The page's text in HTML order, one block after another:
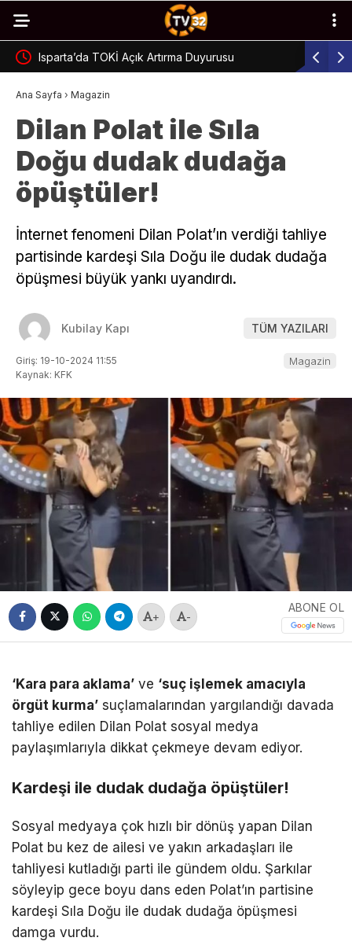
Isparta’da TOKİ Açık Artırma Duyurusu
Ana Sayfa › Magazin
Dilan Polat ile Sıla
Doğu dudak dudağa
öpüştüler!
İnternet fenomeni Dilan Polat’ın verdiği tahliye
partisinde kardeşi Sıla Doğu ile dudak dudağa
öpüşmesi büyük yankı uyandırdı.
Kubilay Kapı TÜM YAZILARI
Giriş: 19-10-2024 11:55
Kaynak: KFK
Magazin
+ -
ABONE OL
‘Kara para aklama’ ve ‘suç işlemek amacıyla
örgüt kurma’ suçlamalarından yargılandığı davada
tahliye edilen Dilan Polat sosyal medya
paylaşımlarıyla dikkat çekmeye devam ediyor.
Kardeşi ile dudak dudağa öpüştüler!
Sosyal medyaya çok hızlı bir dönüş yapan Dilan
Polat bu kez de ailesi ve yakın arkadaşları ile
tahliyesi kutladığı parti ile gündem oldu. Şarkılar
söyleyip gece boyu dans eden Polat’ın partisine
kardeşi Sıla Doğu ile dudak dudağa öpüşmesi
damga vurdu.